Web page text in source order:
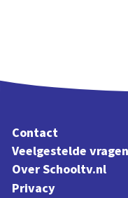
Contact
Veelgestelde vragen
Over Schooltv.nl
Privacy